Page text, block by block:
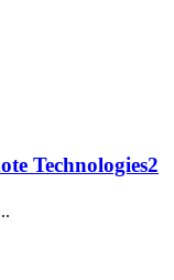
Technologies2